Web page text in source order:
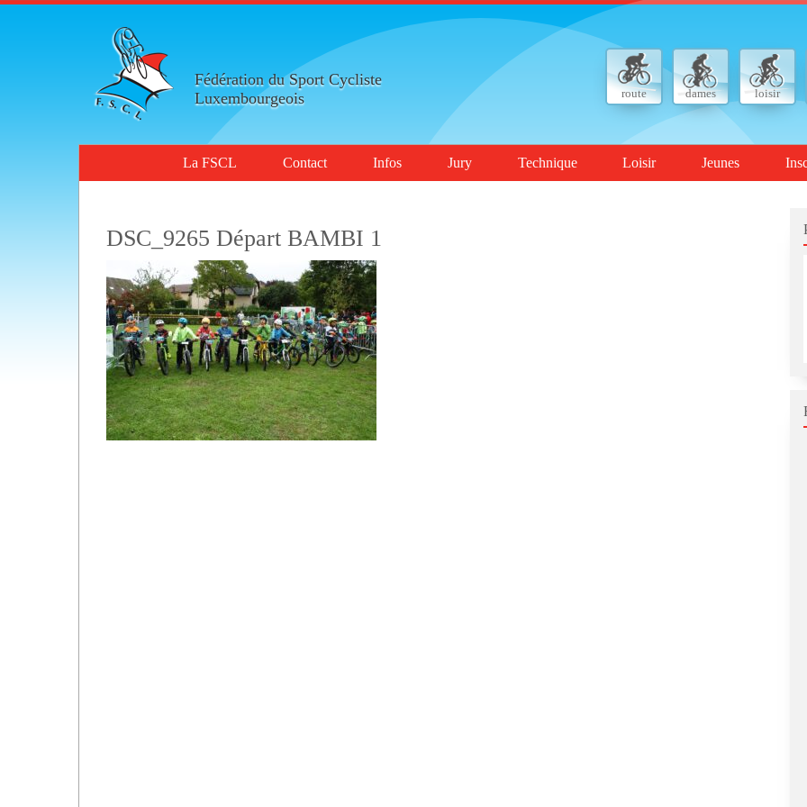
Fédération du Sport Cycliste
Luxembourgeois
route dames loisir
La FSCL Contact Infos Jury Technique Loisir Jeunes
DSC_9265 Départ BAMBI 1